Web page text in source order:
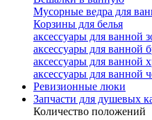
Мусорные ведра для
Корзины для белья
аксессуары для ванной
аксессуары для ванной
аксессуары для ванной
аксессуары для ванной
Ревизионные люки
Запчасти для душевых
Количество положений